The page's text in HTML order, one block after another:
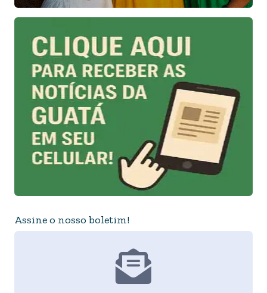
Assine o nosso boletim!